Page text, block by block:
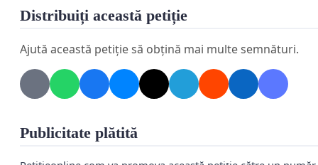
Convenţia pentru apărarea drepturilor omului şi a
Aşadar, UNUI STAT MEMBRU AL CONSILIULUI
Convenţia
Distribuiți această petiție
Ajută această petiție să obțină mai multe semnături.
Publicitate plătită